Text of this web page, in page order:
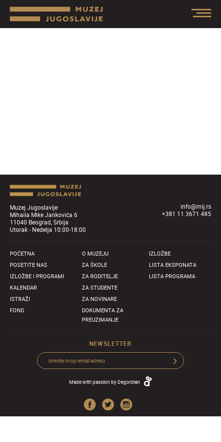
Muzej Jugoslavije
Mihaila Mike Jankovića 6
11040 Beograd, Srbija
Utorak - Nedelja 10:00-18:00
info@mij.rs
+381 11 3671 485
POČETNA
POSETITE NAS
IZLOŽBE I PROGRAMI
KALENDAR
ISTRAŽI
FOND
O MUZEJU
ZA ŠKOLE
ZA RODITELJE
ZA STUDENTE
ZA NOVINARE
DOKUMENTA ZA
PREUZIMANJE
IZLOŽBE
LISTA EKSPONATA
LISTA PROGRAMA
NEWSLETTER
Made with passion byDegordian